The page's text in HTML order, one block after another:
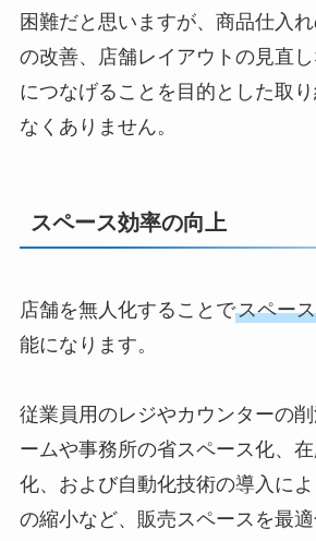
困難だと思いますが、商品仕入
の改善、店舗レイアウトの見直
につなげることを目的とした取
なくありません。
スペース効率の向上
店舗を無人化することでスペー
能になります。
従業員用のレジやカウンターの
ームや事務所の省スペース化、
化、および自動化技術の導入に
の縮小など、販売スペースを最